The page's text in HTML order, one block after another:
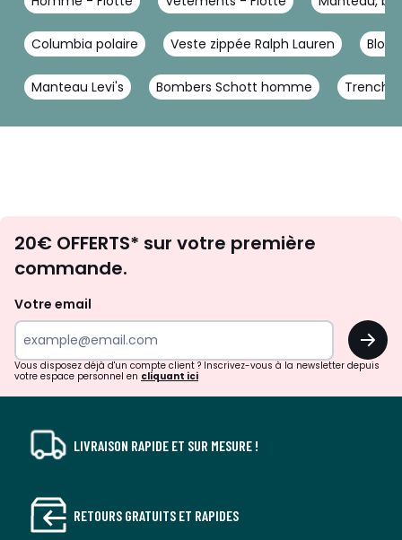
Columbia polaire Veste zippée Ralph Lauren
Manteau Levi's Bombers Schott homme Trench
d'inspirations
surprises?
20€ OFFERTS* sur votre première
commande.
Votre email
OK
Vous disposez déjà d'un compte client ? Inscrivez-vous à la newsletter depuis
votre espace personnel en cliquant ici
LIVRAISON RAPIDE ET SUR MESURE !
RETOURS GRATUITS ET RAPIDES